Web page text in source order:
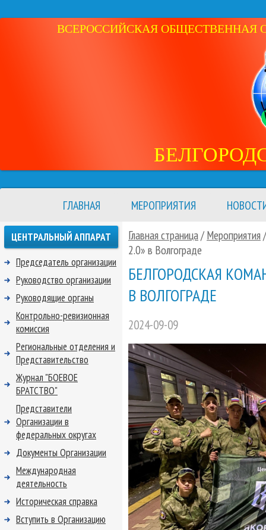
ВСЕРОССИЙСКАЯ ОБЩЕСТВЕННАЯ
ГЛАВНАЯ МЕРОПРИЯТИЯ
Главная страница/ Мероприятия
2.0» в Волгограде
БЕЛГОРОДСКАЯ
В ВОЛГОГРАДЕ
2024-09-09
ЦЕНТРАЛЬНЫЙ АППАРАТ
Председатель организации
Руководство организации
Руководящие органы
Контрольно-ревизионная
комиссия
Региональные отделения и
Представительство
Журнал "БОЕВОЕ
БРАТСТВО"
Представители
Организации в
федеральных округах
Документы Организации
Международная
деятельность
Историческая справка
Вступить в Организацию